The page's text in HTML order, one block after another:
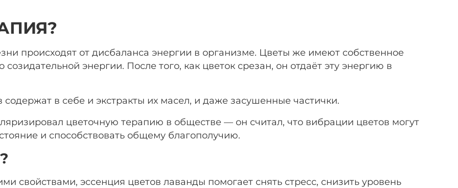
происходят от дисбаланса энергии в организме. Цветы же имеют собственное
энергии. После того, как цветок срезан, он отдаёт эту энергию в
в себе и экстракты их масел, и даже засушенные частички.
цветочную терапию в обществе — он считал, что вибрации цветов могут
и способствовать общему благополучию.
свойствами, эссенция цветов лаванды помогает снять стресс, снизить уровень